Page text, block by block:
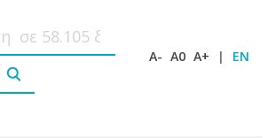
A- A0 A+ | EN